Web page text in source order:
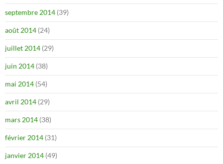
septembre 2014 (39)
août 2014 (24)
juillet 2014 (29)
juin 2014 (38)
mai 2014 (54)
avril 2014 (29)
mars 2014 (38)
février 2014 (31)
janvier 2014 (49)